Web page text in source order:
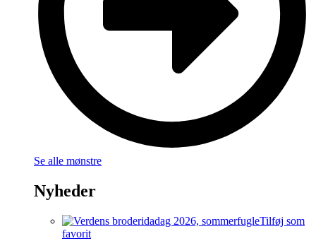
Se alle mønstre
Nyheder
Tilføj som
favorit